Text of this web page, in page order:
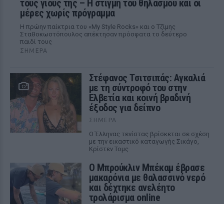
τους γιους της – Η στιγμή του θηλασμού και οι
μέρες χωρίς πρόγραμμα
Η πρώην παίκτρια του «My Style Rocks» και ο Τζίμης
Σταθοκωστόπουλος απέκτησαν πρόσφατα το δεύτερο
παιδί τους
ΣΉΜΕΡΑ
Στέφανος Τσιτσιπάς: Αγκαλιά
με τη σύντροφό του στην
Ελβετία και κοινή βραδινή
έξοδος για δείπνο
ΣΉΜΕΡΑ
Ο Έλληνας τενίστας βρίσκεται σε σχέση
με την εικαστικό καταγωγής Σικάγο,
Κρίστεν Τομς
Ο Μπρούκλιν Μπέκαμ έβρασε
μακαρόνια με θαλασσινό νερό
και δέχτηκε ανελέητο
τρολάρισμα online